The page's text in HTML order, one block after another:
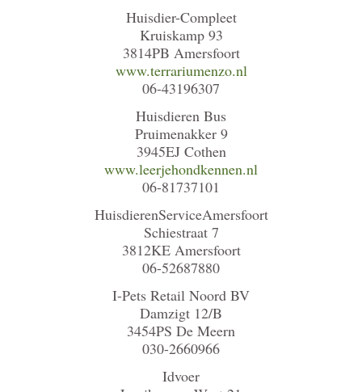
Huisdier-Compleet
Kruiskamp 93
3814PB Amersfoort
www.terrariumenzo.nl
06-43196307
Huisdieren Bus
Pruimenakker 9
3945EJ Cothen
www.leerjehondkennen.nl
06-81737101
HuisdierenServiceAmersfoort
Schiestraat 7
3812KE Amersfoort
06-52687880
I-Pets Retail Noord BV
Damzigt 12/B
3454PS De Meern
030-2660966
Idvoer